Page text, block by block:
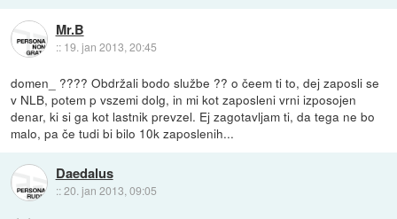
Mr.B
:: 19. jan 2013, 20:45
domen_ ???? Obdržali bodo službe ?? o čeem ti to, dej zaposli se
v NLB, potem p vszemi dolg, in mi kot zaposleni vrni izposojen
denar, ki si ga kot lastnik prevzel. Ej zagotavljam ti, da tega ne bo
malo, pa če tudi bi bilo 10k zaposlenih...
Daedalus
::20. jan 2013, 09:05